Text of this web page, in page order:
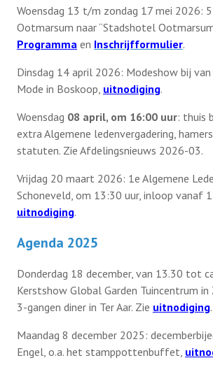
Woensdag 13 t/m zondag 17 mei 2026:
Ootmarsum naar “Stadshotel
Programma en Inschrijfformulier.
Dinsdag 14 april 2026: Modeshow bij
Mode in Boskoop, uitnodiging.
Woensdag 08 april, om 16:00 uur: thuis
extra Algemene ledenvergadering,
statuten. Zie Afdelingsnieuws 2026-03.
Vrijdag 20 maart 2026: 1e Algemene
Schoneveld, om 13:30 uur, inloop vanaf
uitnodiging.
Agenda 2025
Donderdag 18 december, van 13.30 tot
Kerstshow Global Garden Tuincentrum in
3-gangen diner in Ter Aar. Zie uitnodiging.
Maandag 8 december 2025:
Engel, o.a. het stamppottenbuffet,